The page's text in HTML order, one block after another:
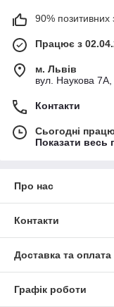
90% позитивних
Працює з
м. Львів
вул. Наукова
Контакти
Сьогодні
Показати весь
Про нас
Контакти
Доставка та оплата
Графік роботи